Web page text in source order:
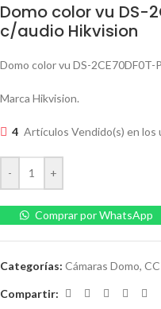
Domo color vu DS-
c/audio Hikvision
Domo color vu DS-2CE70DF0T-
Marca Hikvision.
4 Artículos Vendido(s) en los
- +
Comprar por WhatsApp
Categorías: Cámaras Domo,
Compartir: